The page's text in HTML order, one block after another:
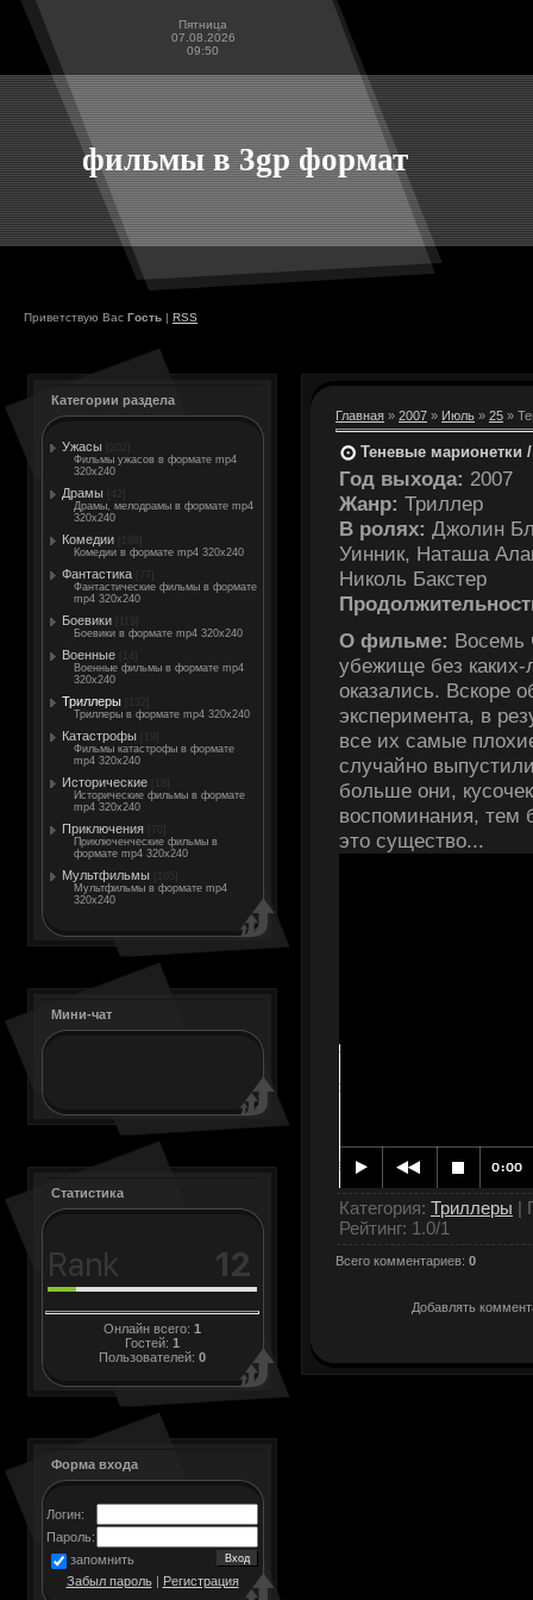
Пятница
07.08.2026
09:50
фильмы в 3gp формат
Приветствую Вас Гость | RSS
Категории раздела
Ужасы
Фильмы ужасов в формате mp4
320x240
Драмы
Драмы, мелодрамы в формате mp4
320x240
Комедии
Комедии в формате mp4 320x240
Фантастика
Фантастические фильмы в формате
mp4 320x240
Боевики
Боевики в формате mp4 320x240
Военные
Военные фильмы в формате mp4
320x240
Триллеры
Триллеры в формате mp4 320x240
Катастрофы
Фильмы катастрофы в формате
mp4 320x240
Исторические
Исторические фильмы в формате
mp4 320x240
Приключения
Приключенческие фильмы в
формате mp4 320x240
Мультфильмы
Мультфильмы в формате mp4
320x240
Мини-чат
Статистика
Онлайн всего: 1
Гостей: 1
Пользователей: 0
Форма входа
Логин:
Пароль:
запомнить
Забыл пароль| Регистрация
Главная » 2007 » Июль » 25 »
Теневые марионетки
Год выхода: 2007
Жанр: Триллер
В ролях: Джолин
Уинник, Наташа
Николь Бакстер
О фильме: Восемь
убежище без
оказались. Вскоре
эксперимента, в
все их самые
случайно
больше они,
воспоминания, тем
это существо...
Категория: Триллеры |
Рейтинг: 1.0/1
Всего комментариев: 0
Добавлять